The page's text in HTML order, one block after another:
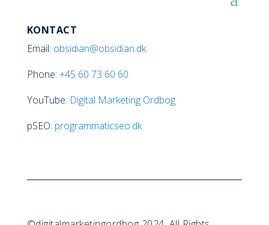
KONTACT
Email: obsidian@obsidian.dk
Phone: +45 60 73 60 60
YouTube: Digital Marketing Ordbog
pSEO: programmaticseo.dk